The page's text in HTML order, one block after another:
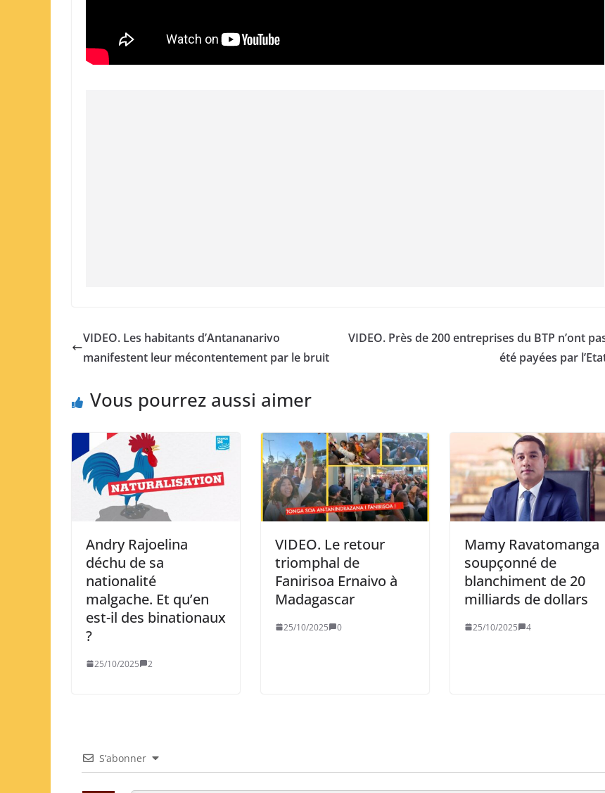
VIDEO. Les habitants d’Antananarivo
manifestent leur mécontentement par le bruit
VIDEO. Près de 200 entreprises du BTP n’ont
été payées par
Vous pourrez aussi aimer
Andry Rajoelina
déchu de sa
nationalité
malgache. Et qu’en
est-il des binationaux
?
25/10/2025 2
VIDEO. Le retour
triomphal de
Fanirisoa Ernaivo à
Madagascar
25/10/2025 0
Mamy Ravatomanga
soupçonné de
blanchiment de 20
milliards de dollars
25/10/2025 4
S’abonner